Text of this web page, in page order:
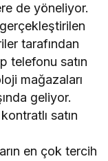
de yöneliyor.
gerçekleştirilen
tarafından
telefonu satın
mağazaları
geliyor.
satın
en çok tercih